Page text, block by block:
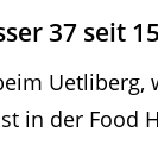
37 seit
in der Food